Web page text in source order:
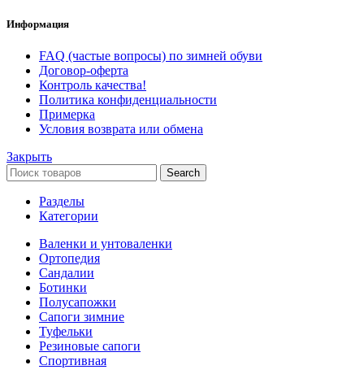
Информация
FAQ (частые вопросы) по зимней обуви
Договор-оферта
Контроль качества!
Политика конфиденциальности
Примерка
Условия возврата или обмена
Закрыть
Search
Разделы
Категории
Валенки и унтоваленки
Ортопедия
Сандалии
Ботинки
Полусапожки
Сапоги зимние
Туфельки
Резиновые сапоги
Спортивная